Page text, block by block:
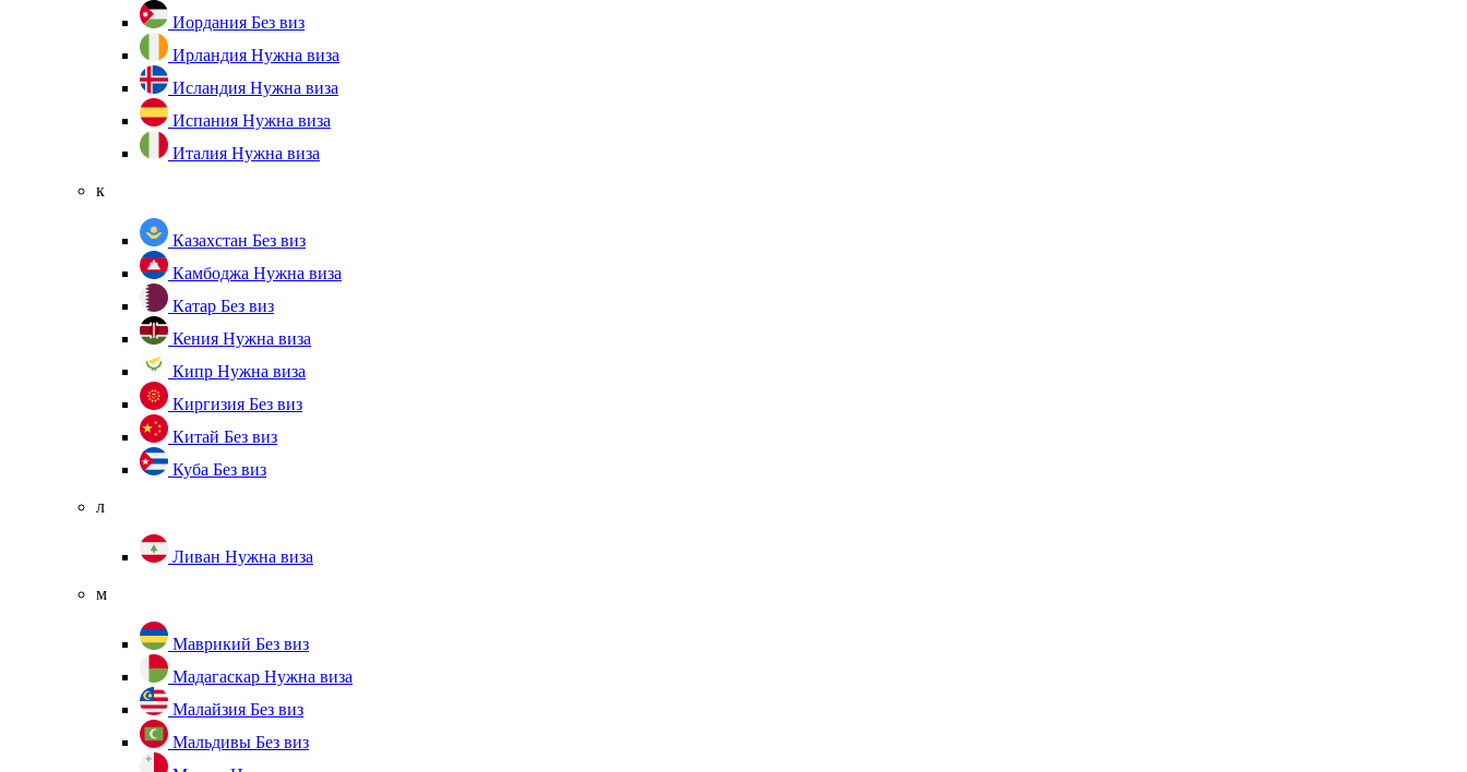
Иордания Без виз
Ирландия Нужна виза
Исландия Нужна виза
Испания Нужна виза
Италия Нужна виза
к
Казахстан Без виз
Камбоджа Нужна виза
Катар Без виз
Кения Нужна виза
Кипр Нужна виза
Киргизия Без виз
Китай Без виз
Куба Без виз
л
Ливан Нужна виза
м
Маврикий Без виз
Мадагаскар Нужна виза
Малайзия Без виз
Мальдивы Без виз